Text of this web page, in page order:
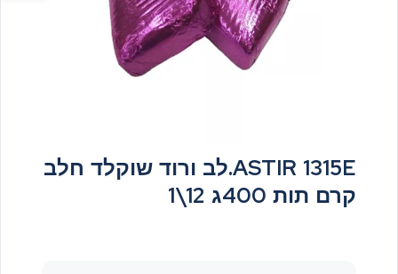
ASTIR 1315E.לב ורוד שוקלד חלב
קרם תות 400ג 12\1